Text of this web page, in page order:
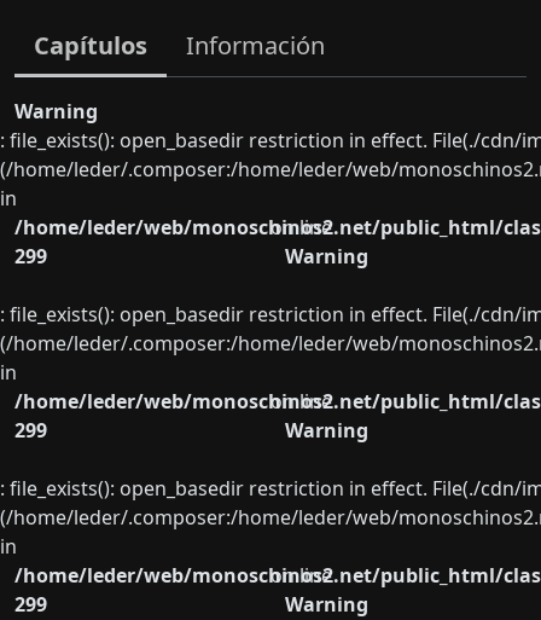
Capítulos Información
Warning
: file_exists(): open_basedir restriction in effect. File(./
(/home/leder/.composer:/home/leder/web/
in
/home/leder/web/monoschinos2.net/public_html/
on line
299
Warning
: file_exists(): open_basedir restriction in effect. File(./
(/home/leder/.composer:/home/leder/web/
in
/home/leder/web/monoschinos2.net/public_html/
on line
299
Warning
: file_exists(): open_basedir restriction in effect. File(./
(/home/leder/.composer:/home/leder/web/
in
/home/leder/web/monoschinos2.net/public_html/
on line
299
Warning